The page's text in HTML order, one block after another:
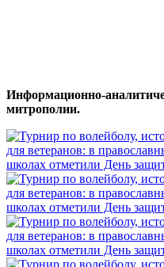
Информационно-
митрополии.